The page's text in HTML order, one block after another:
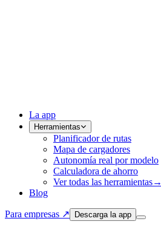
La app
Herramientas
Planificador de rutas
Mapa de cargadores
Autonomía real por modelo
Calculadora de ahorro
Ver todas las herramientas→
Blog
Para empresas ↗ Descarga la app